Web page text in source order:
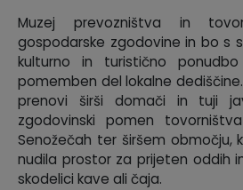
Muzej prevozništva in
gospodarske zgodovine in bo s
kulturno in turistično
pomemben del lokalne
prenovi širši domači in tuji
zgodovinski pomen
Senožečah ter širšem območju,
nudila prostor za prijeten oddih
skodelici kave ali čaja.